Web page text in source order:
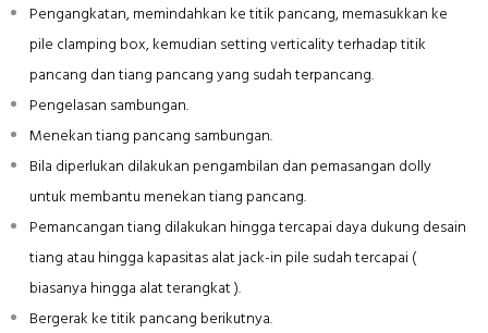
Pengangkatan, memindahkan ke titik pancang, memasukkan ke
pile clamping box, kemudian setting verticality terhadap titik
pancang dan tiang pancang yang sudah terpancang.
Pengelasan sambungan.
Menekan tiang pancang sambungan.
Bila diperlukan dilakukan pengambilan dan pemasangan dolly
untuk membantu menekan tiang pancang.
Pemancangan tiang dilakukan hingga tercapai daya dukung desain
tiang atau hingga kapasitas alat jack-in pile sudah tercapai (
biasanya hingga alat terangkat ).
Bergerak ke titik pancang berikutnya.